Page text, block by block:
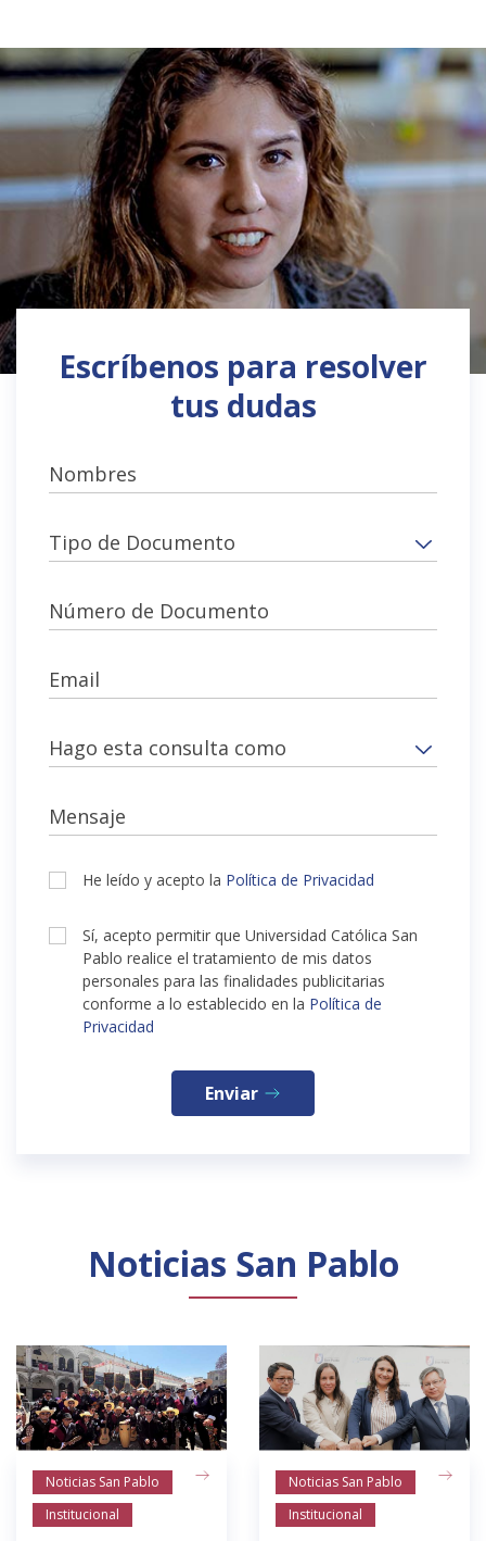
Escríbenos para resolver
tus dudas
Nombres
Tipo de Documento
Número de Documento
Email
Hago esta consulta como
Mensaje
He leído y acepto la Política de Privacidad
Sí, acepto permitir que Universidad Católica San
Pablo realice el tratamiento de mis datos
personales para las finalidades publicitarias
conforme a lo establecido en la Política de
Privacidad
Enviar
Noticias San Pablo
Noticias San Pablo
Institucional
Noticias San Pablo
Institucional